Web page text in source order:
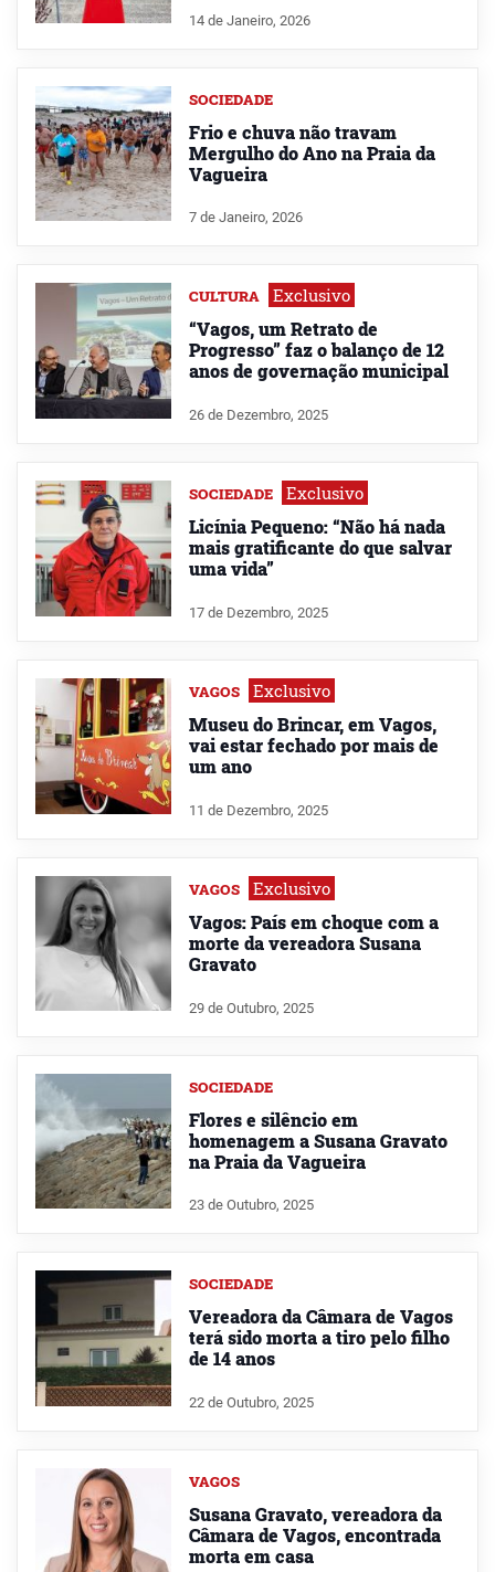
14 de Janeiro, 2026
SOCIEDADE
Frio e chuva não travam
Mergulho do Ano na Praia da
Vagueira
7 de Janeiro, 2026
CULTURA Exclusivo
“Vagos, um Retrato de
Progresso” faz o balanço de 12
anos de governação municipal
26 de Dezembro, 2025
SOCIEDADE Exclusivo
Licínia Pequeno: “Não há nada
mais gratificante do que salvar
uma vida”
17 de Dezembro, 2025
VAGOS Exclusivo
Museu do Brincar, em Vagos,
vai estar fechado por mais de
um ano
11 de Dezembro, 2025
VAGOS Exclusivo
Vagos: País em choque com a
morte da vereadora Susana
Gravato
29 de Outubro, 2025
SOCIEDADE
Flores e silêncio em
homenagem a Susana Gravato
na Praia da Vagueira
23 de Outubro, 2025
SOCIEDADE
Vereadora da Câmara de Vagos
terá sido morta a tiro pelo filho
de 14 anos
22 de Outubro, 2025
VAGOS
Susana Gravato, vereadora da
Câmara de Vagos, encontrada
morta em casa